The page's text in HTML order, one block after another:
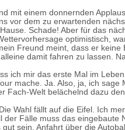
mit einem donnernden
vor dem zu erwartenden
Schade! Aber für das
optimistisch,
Freund meint, dass er keine
damit fahren zu lassen.
ich mir das erste Mal im
mache. Ja. Also, ja, ich sage
Fach-Welt belächelnd dazu
Wahl fällt auf die Eifel. Ich
der Fälle muss das eingebaute
sein. Anfahrt über die